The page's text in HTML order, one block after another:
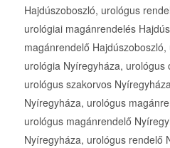
Hajdúszoboszló, urológus
urológiai magánrendelés
magánrendelő
urológia Nyíregyháza, urológus
urológus szakorvos
Nyíregyháza, urológus
urológus magánrendelő
Nyíregyháza, urológus rendelő